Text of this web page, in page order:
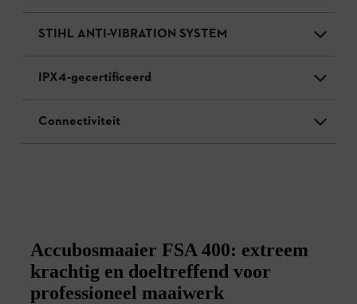
STIHL ANTI-VIBRATION SYSTEM
IPX4-gecertificeerd
Connectiviteit
Accubosmaaier FSA 400: extreem
krachtig en doeltreffend voor
professioneel maaiwerk